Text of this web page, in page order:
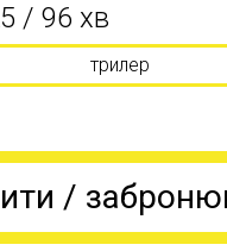
/ 96 хв
трилер
/